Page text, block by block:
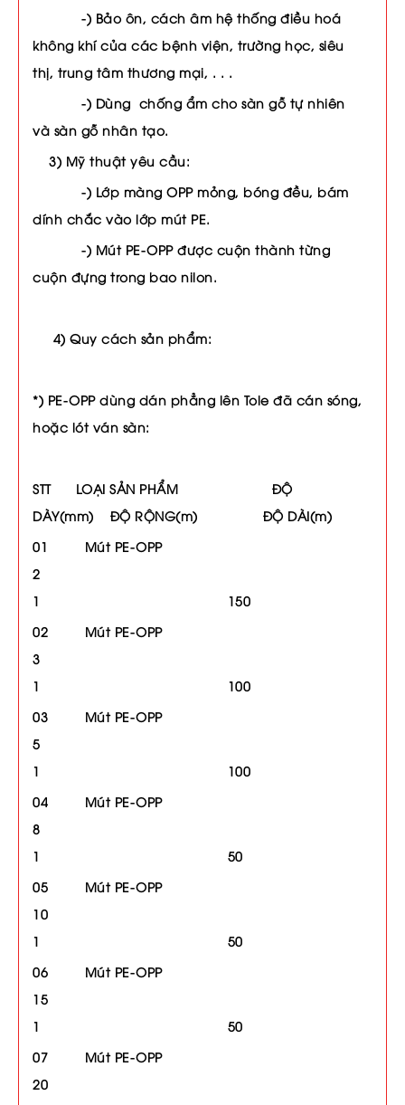
-) Bảo ôn, cách âm hệ thống điều hoá
không khí của các bệnh viện, trường học, siêu
thị, trung tâm thương mại, . . .
-) Dùng chống ẩm cho sàn gỗ tự nhiên
và sàn gỗ nhân tạo.
3) Mỹ thuật yêu cầu:
-) Lớp màng OPP mỏng, bóng đều, bám
dính chắc vào lớp mút PE.
-) Mút PE-OPP được cuộn thành từng
cuộn đựng trong bao nilon.
4) Quy cách sản phẩm:
*) PE-OPP dùng dán phẳng lên Tole đã cán sóng,
hoặc lót ván sàn:
STT LOẠI SẢN PHẨM ĐỘ
DÀY(mm) ĐỘ RỘNG(m) ĐỘ DÀI(m)
01 Mút PE-OPP
2
1 150
02 Mút PE-OPP
3
1 100
03 Mút PE-OPP
5
1 100
04 Mút PE-OPP
8
1 50
05 Mút PE-OPP
10
1 50
06 Mút PE-OPP
15
1 50
07 Mút PE-OPP
20